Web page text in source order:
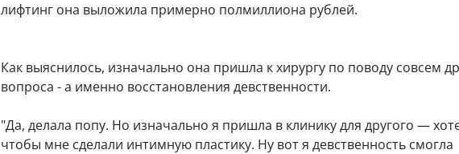
лифтинг она выложила примерно полмиллиона рублей.
Как выяснилось, изначально она пришла к хирургу по поводу совсем
вопроса - а именно восстановления девственности.
"Да, делала попу. Но изначально я пришла в клинику для другого —
чтобы мне сделали интимную пластику. Ну вот я девственность смогла